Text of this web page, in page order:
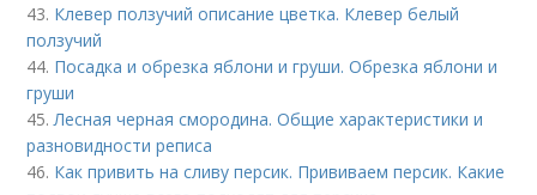
43. Клевер ползучий описание цветка. Клевер белый
ползучий
44. Посадка и обрезка яблони и груши. Обрезка яблони и
груши
45. Лесная черная смородина. Общие характеристики и
разновидности реписа
46. Как привить на сливу персик. Прививаем персик. Какие